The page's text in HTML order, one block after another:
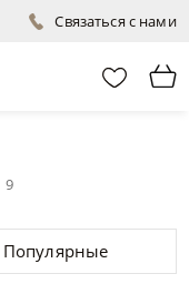
Связаться с нами
9
Популярные